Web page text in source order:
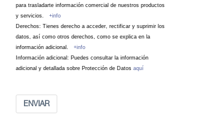
para trasladarte información comercial de nuestros productos
y servicios. +info
Derechos: Tienes derecho a acceder, rectificar y suprimir los
datos, así como otros derechos, como se explica en la
información adicional. +info
Información adicional: Puedes consultar la información
adicional y detallada sobre Protección de Datos aquí
ENVIAR